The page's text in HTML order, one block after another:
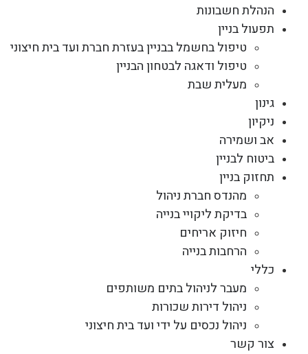
הנהלת חשבונות
תפעול בניין
טיפול בחשמל בבניין בעזרת חברת ועד בית חיצוני
טיפול ודאגה לבטחון הבניין
מעלית שבת
גינון
ניקיון
אב ושמירה
ביטוח לבניין
תחזוק בניין
מהנדס חברת ניהול
בדיקת ליקויי בנייה
חיזוק אריחים
הרחבות בנייה
כללי
מעבר לניהול בתים משותפים
ניהול דירות שכורות
ניהול נכסים על ידי ועד בית חיצוני
צור קשר